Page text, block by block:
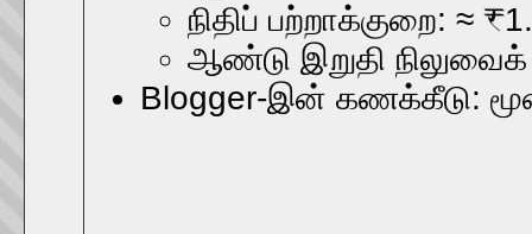
நிதிப் பற்றாக்குறை: ≈
ஆண்டு இறுதி நிலுவைக்
Blogger-இன் கணக்கீடு: